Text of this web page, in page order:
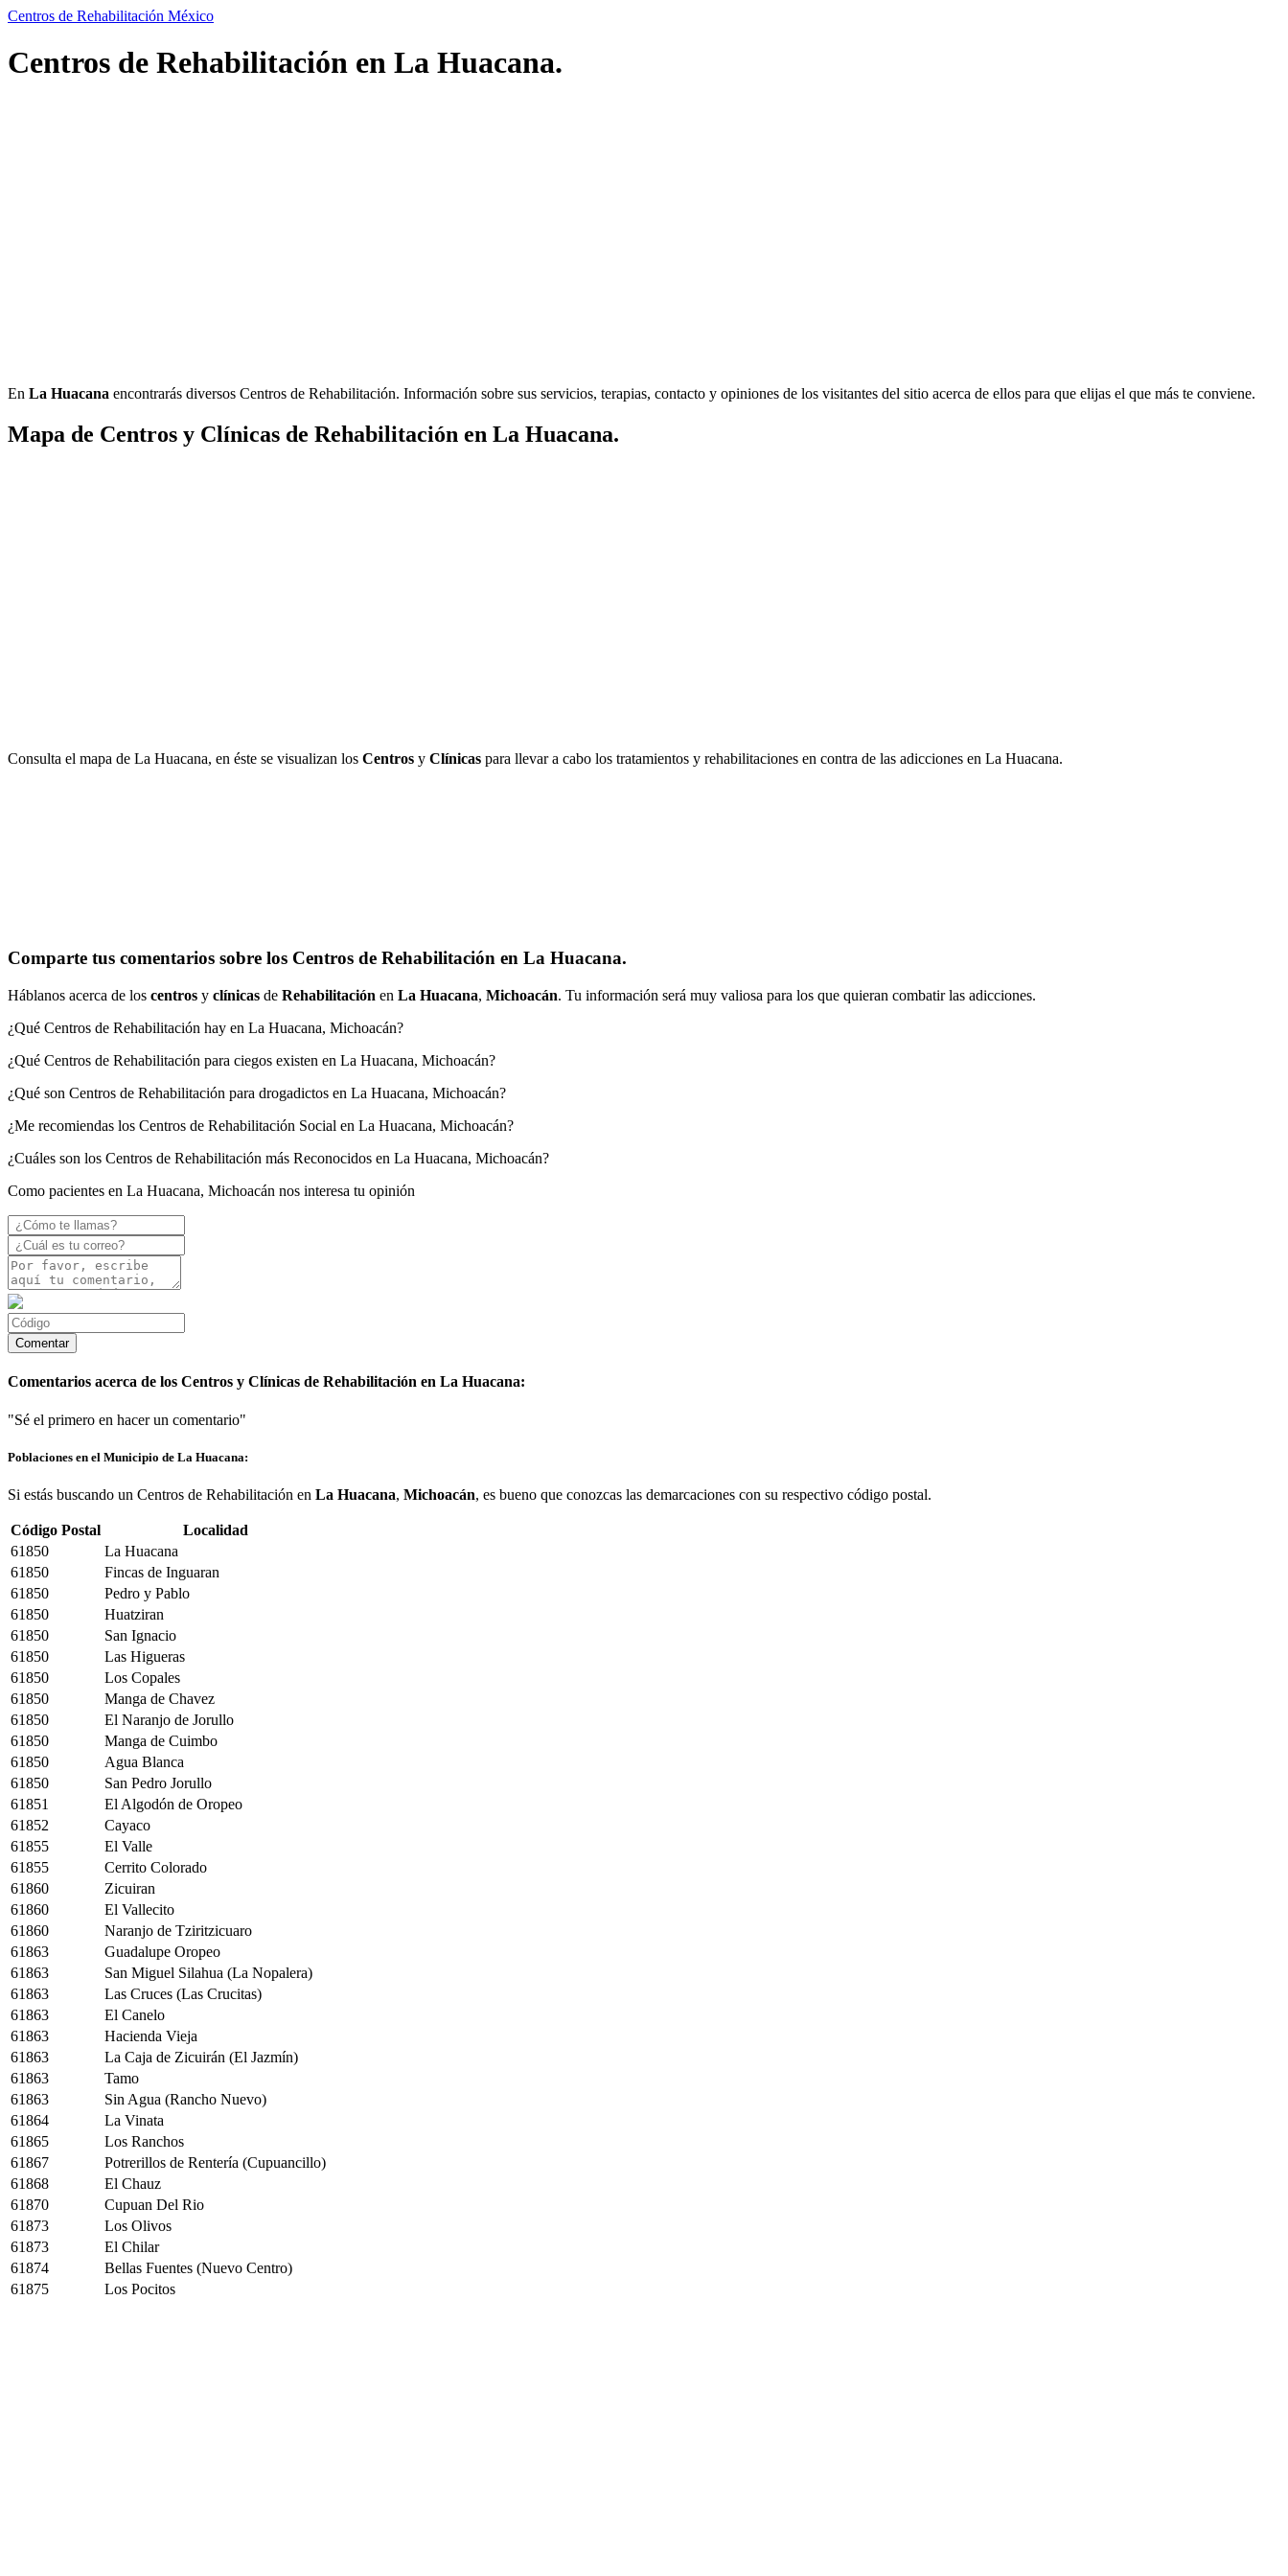
Centros de Rehabilitación México
Centros de Rehabilitación en La Huacana.
En La Huacana encontrarás diversos Centros de Rehabilitación. Información sobre sus servicios, terapias, contacto y opiniones de los visitantes del sitio acerca de ellos para que elijas el que más te conviene.
Mapa de Centros y Clínicas de Rehabilitación en La Huacana.
Consulta el mapa de La Huacana, en éste se visualizan los Centros y Clínicas para llevar a cabo los tratamientos y rehabilitaciones en contra de las adicciones en La Huacana.
Comparte tus comentarios sobre los Centros de Rehabilitación en La Huacana.
Háblanos acerca de los centros y clínicas de Rehabilitación en La Huacana, Michoacán. Tu información será muy valiosa para los que quieran combatir las adicciones.
¿Qué Centros de Rehabilitación hay en La Huacana, Michoacán?
¿Qué Centros de Rehabilitación para ciegos existen en La Huacana, Michoacán?
¿Qué son Centros de Rehabilitación para drogadictos en La Huacana, Michoacán?
¿Me recomiendas los Centros de Rehabilitación Social en La Huacana, Michoacán?
¿Cuáles son los Centros de Rehabilitación más Reconocidos en La Huacana, Michoacán?
Como pacientes en La Huacana, Michoacán nos interesa tu opinión
Comentarios acerca de los Centros y Clínicas de Rehabilitación en La Huacana:
"Sé el primero en hacer un comentario"
Poblaciones en el Municipio de La Huacana:
Si estás buscando un Centros de Rehabilitación en La Huacana, Michoacán, es bueno que conozcas las demarcaciones con su respectivo código postal.
Código Postal
Localidad
61850
La Huacana
61850
Fincas de Inguaran
61850
Pedro y Pablo
61850
Huatziran
61850
San Ignacio
61850
Las Higueras
61850
Los Copales
61850
Manga de Chavez
61850
El Naranjo de Jorullo
61850
Manga de Cuimbo
61850
Agua Blanca
61850
San Pedro Jorullo
61851
El Algodón de Oropeo
61852
Cayaco
61855
El Valle
61855
Cerrito Colorado
61860
Zicuiran
61860
El Vallecito
61860
Naranjo de Tziritzicuaro
61863
Guadalupe Oropeo
61863
San Miguel Silahua (La Nopalera)
61863
Las Cruces (Las Crucitas)
61863
El Canelo
61863
Hacienda Vieja
61863
La Caja de Zicuirán (El Jazmín)
61863
Tamo
61863
Sin Agua (Rancho Nuevo)
61864
La Vinata
61865
Los Ranchos
61867
Potrerillos de Rentería (Cupuancillo)
61868
El Chauz
61870
Cupuan Del Rio
61873
Los Olivos
61873
El Chilar
61874
Bellas Fuentes (Nuevo Centro)
61875
Los Pocitos